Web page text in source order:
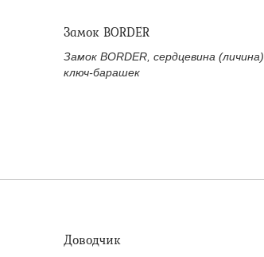
Замок BORDER
Замок BORDER, сердцевина (личина)
ключ-барашек
Доводчик